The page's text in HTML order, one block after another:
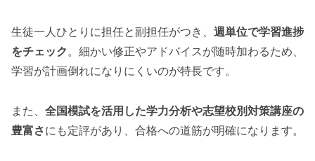
生徒一人ひとりに担任と副担任がつき、 週単位で学習進捗
をチェック。細かい修正やアドバイスが随時加わるため、
学習が計画倒れになりにくいのが特長です。
また、 全国模試を活用した学力分析や志望校別対策講座の
豊富さにも定評があり、合格への道筋が明確になります。